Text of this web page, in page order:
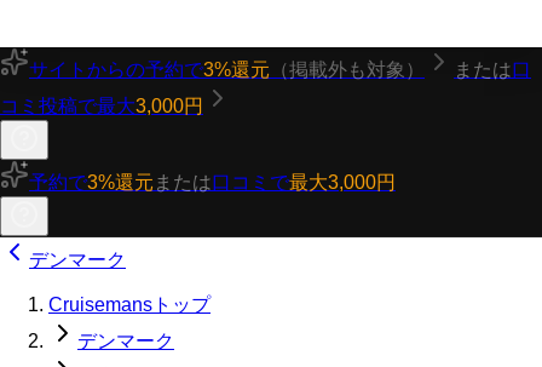
サイトからの予約で3%還元 （掲載外も対象） または口
コミ投稿で最大3,000円
予約で3%還元 または口コミで最大3,000円
デンマーク
Cruisemansトップ
デンマーク